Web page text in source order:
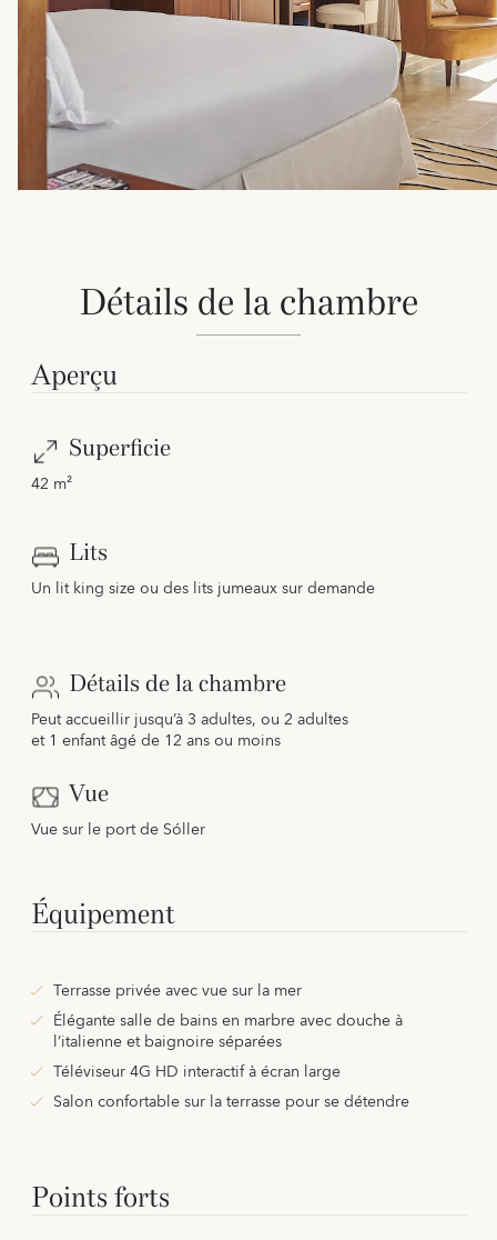
Détails de la chambre
Aperçu
Superficie
42 m²
Lits
Un lit king size ou des lits jumeaux sur demande
Détails de la chambre
Peut accueillir jusqu’à 3 adultes, ou 2 adultes
et 1 enfant âgé de 12 ans ou moins
Vue
Vue sur le port de Sóller
Équipement
Terrasse privée avec vue sur la mer
Élégante salle de bains en marbre avec douche à
l’italienne et baignoire séparées
Téléviseur 4G HD interactif à écran large
Salon confortable sur la terrasse pour se détendre
Points forts